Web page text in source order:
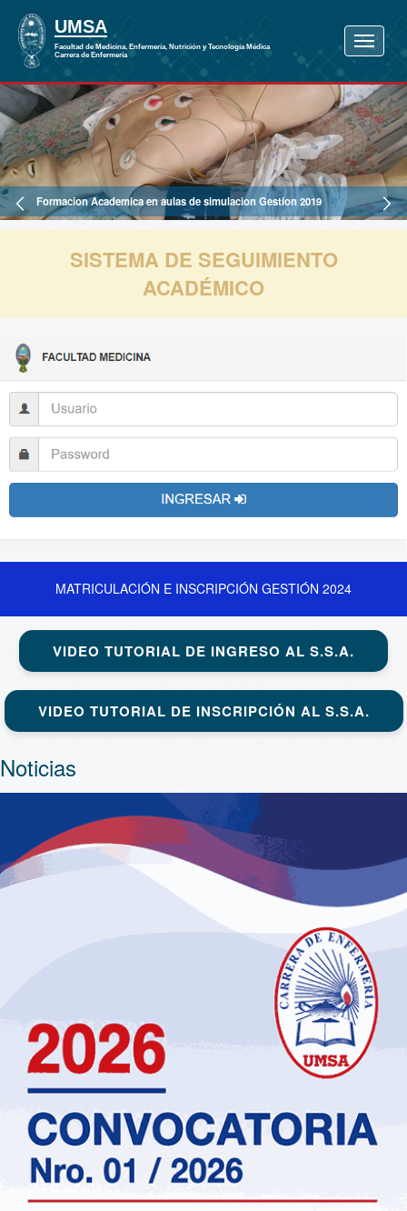
Formacion Academica en aulas de simulacion Gestion 2019
SISTEMA DE SEGUIMIENTO
ACADÉMICO
MATRICULACIÓN E INSCRIPCIÓN GESTIÓN 2024
VIDEO TUTORIAL DE INGRESO AL S.S.A.
VIDEO TUTORIAL DE INSCRIPCIÓN AL S.S.A.
Noticias